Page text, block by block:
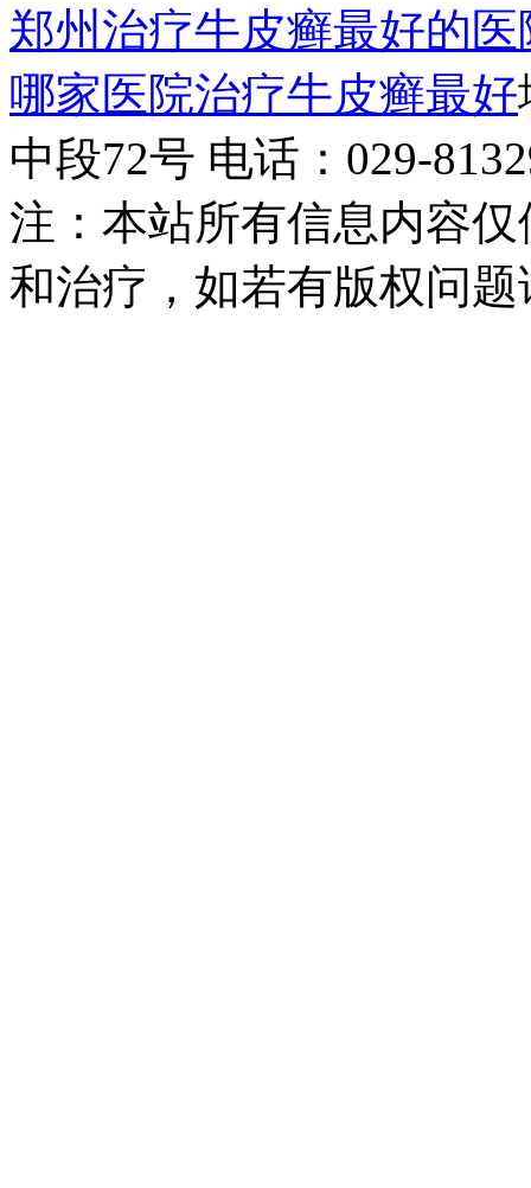
郑州治疗牛皮癣最好的
哪家医院治疗牛皮癣最好
中段72号 电话：029-
注：本站所有信息内容
和治疗，如若有版权问